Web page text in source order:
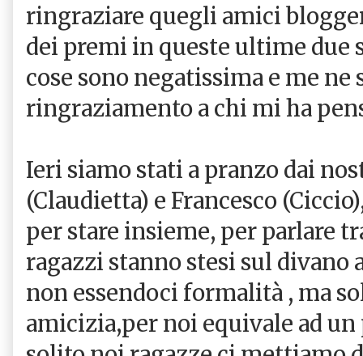
ringraziare quegli amici
dei premi in queste ultime due
cose sono negatissima e me ne
ringraziamento a chi mi ha
Ieri siamo stati a pranzo dai
(Claudietta) e Francesco
per stare insieme, per parlare
ragazzi stanno stesi sul divano
non essendoci formalità , ma
amicizia,per noi equivale ad